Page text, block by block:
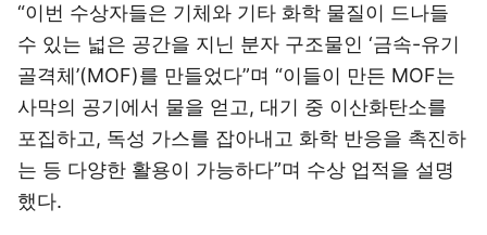
“이번 수상자들은 기체와 기타 화학 물질이 드나들
수 있는 넓은 공간을 지닌 분자 구조물인 ‘금속-유기
골격체’(MOF)를 만들었다”며 “이들이 만든 MOF는
사막의 공기에서 물을 얻고, 대기 중 이산화탄소를
포집하고, 독성 가스를 잡아내고 화학 반응을 촉진하
는 등 다양한 활용이 가능하다”며 수상 업적을 설명
했다.